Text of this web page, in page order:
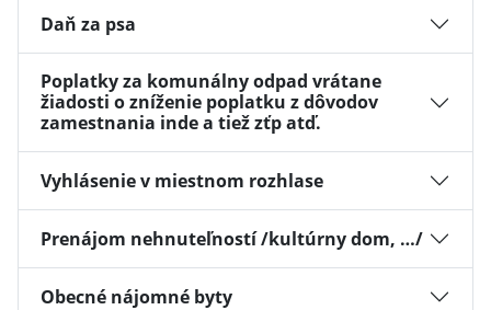
Daň za psa
Poplatky za komunálny odpad vrátane
žiadosti o zníženie poplatku z dôvodov
zamestnania inde a tiež zťp atď.
Vyhlásenie v miestnom rozhlase
Prenájom nehnuteľností /kultúrny dom, …/
Obecné nájomné byty